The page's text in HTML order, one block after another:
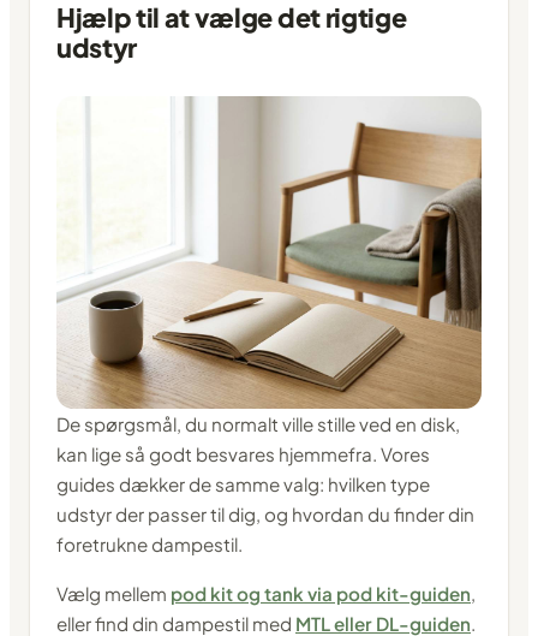
Hjælp til at vælge det rigtige
udstyr
De spørgsmål, du normalt ville stille ved en disk,
kan lige så godt besvares hjemmefra. Vores
guides dækker de samme valg: hvilken type
udstyr der passer til dig, og hvordan du finder din
foretrukne dampestil.
Vælg mellem pod kit og tank via pod kit-guiden,
eller find din dampestil med MTL eller DL-guiden.